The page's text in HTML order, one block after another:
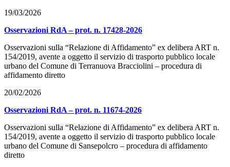
19/03/2026
Osservazioni RdA – prot. n. 17428-2026
Osservazioni sulla “Relazione di Affidamento” ex delibera ART n.
154/2019, avente a oggetto il servizio di trasporto pubblico locale
urbano del Comune di Terranuova Bracciolini – procedura di
affidamento diretto
20/02/2026
Osservazioni RdA – prot. n. 11674-2026
Osservazioni sulla “Relazione di Affidamento” ex delibera ART n.
154/2019, avente a oggetto il servizio di trasporto pubblico locale
urbano del Comune di Sansepolcro – procedura di affidamento
diretto